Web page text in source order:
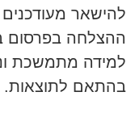
להישאר מעודכנים
ההצלחה בפרסום
למידה מתמשכת
בהתאם לתוצאות.